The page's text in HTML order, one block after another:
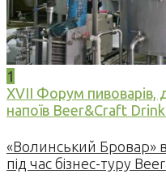
1
XVII Форум пивоварів,
напоїв Beer&Craft
«Волинський Бровар»
під час бізнес-туру